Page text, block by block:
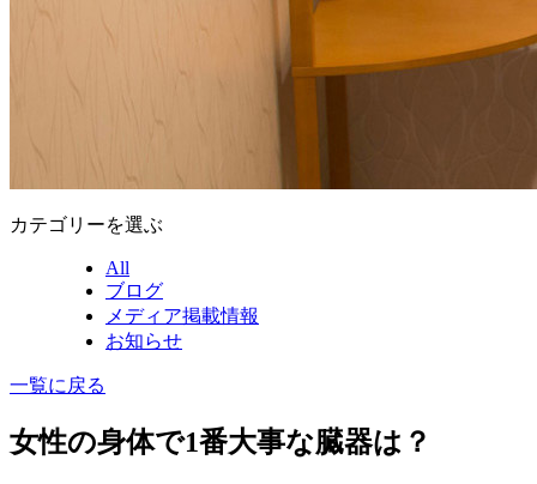
カテゴリーを選ぶ
All
ブログ
メディア掲載情報
お知らせ
一覧に戻る
女性の身体で1番大事な臓器は？